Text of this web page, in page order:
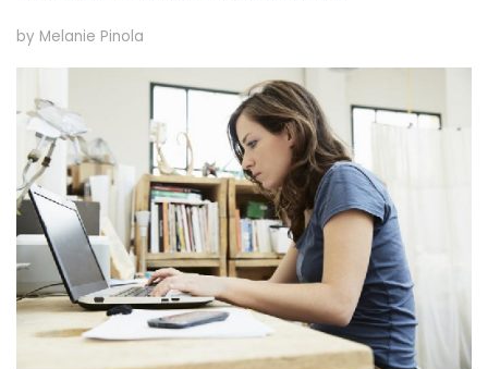
by Melanie Pinola